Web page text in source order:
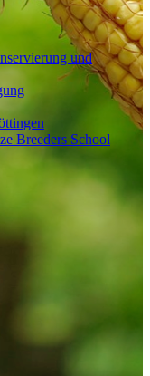
und
Breeders School